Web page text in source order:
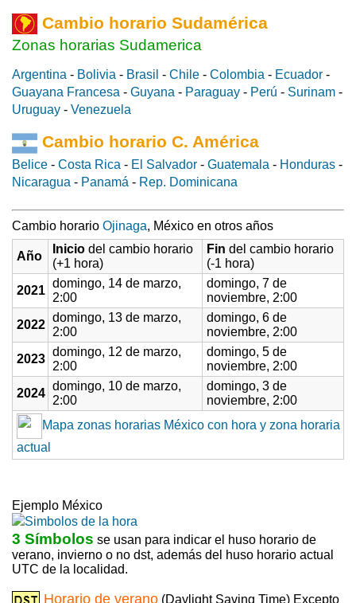
Cambio horario Sudamérica
Zonas horarias Sudamerica
Argentina - Bolivia - Brasil - Chile - Colombia - Ecuador -
Guayana Francesa - Guyana - Paraguay - Perú - Surinam -
Uruguay - Venezuela
Cambio horario C. América
Belice - Costa Rica - El Salvador - Guatemala - Honduras -
Nicaragua - Panamá - Rep. Dominicana
Cambio horario Ojinaga, México en otros años
Año
Inicio del cambio horario
(+1 hora)
Fin del cambio horario
(-1 hora)
2021
domingo, 14 de marzo,
2:00
domingo, 7 de
noviembre, 2:00
2022
domingo, 13 de marzo,
2:00
domingo, 6 de
noviembre, 2:00
2023
domingo, 12 de marzo,
2:00
domingo, 5 de
noviembre, 2:00
2024
domingo, 10 de marzo,
2:00
domingo, 3 de
noviembre, 2:00
Mapa zonas horarias México con hora y zona horaria
actual
Ejemplo México
3 Símbolos se usan para indicar el huso horario de
verano, invierno o no dst, además del huso horario actual
UTC de la localidad.
Horario de verano (Daylight Saving Time) Excepto